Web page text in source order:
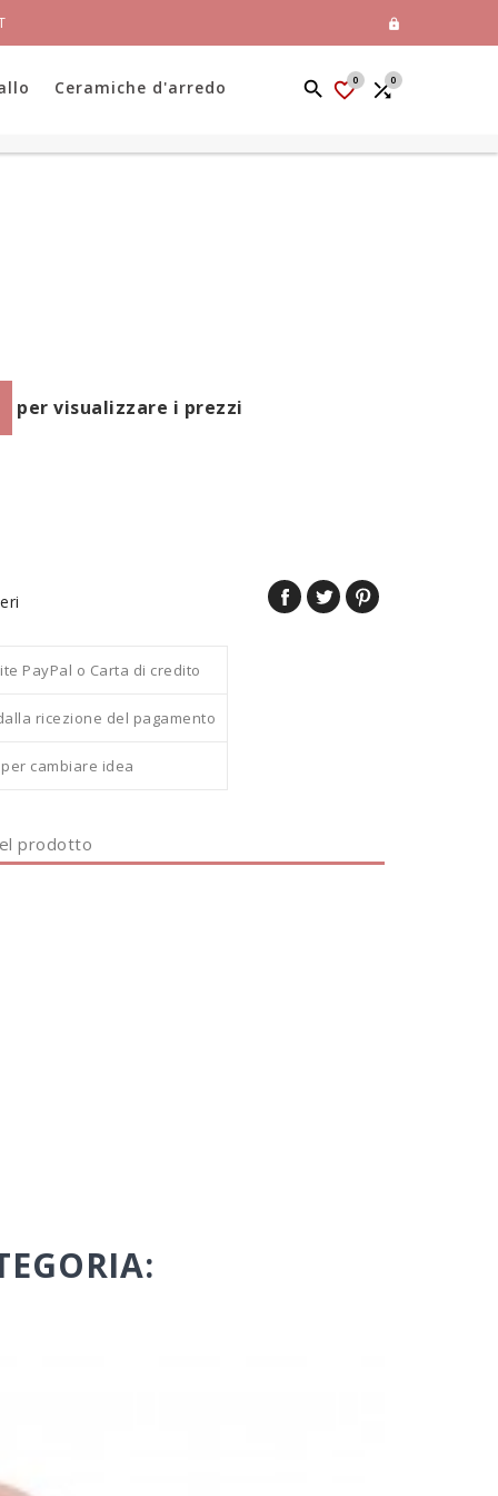

Ceramiche d'arredo 0 0
per visualizzare i prezzi
PayPal o Carta di credito
ricezione del pagamento
per cambiare idea
prodotto